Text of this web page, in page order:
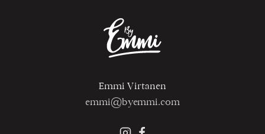
Emmi Virtanen
emmi@byemmi.com